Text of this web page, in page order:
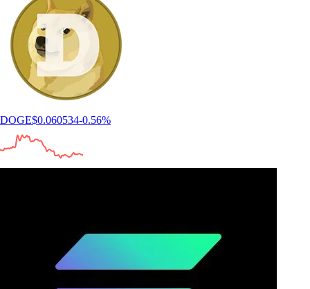
DOGE$0.060534-0.56%